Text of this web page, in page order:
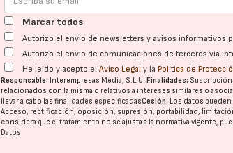
Marcar todos
Autorizo el envío de newsletters y avisos informativos
Autorizo el envío de comunicaciones de terceros vía
He leído y acepto elAviso Legal y la Política de
Responsable: Interempresas Media, S.L.U.Finalidades: Suscripción
relacionados con la misma o relativos a intereses similares o
llevar a cabo las finalidades especificadasCesión: Los datos
Acceso, rectificación, oposición, supresión, portabilidad,
considera que el tratamiento no se ajusta a la normativa vigente,
Datos